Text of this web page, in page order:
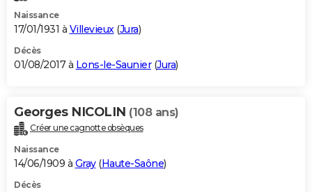
Naissance
17/01/1931 à Villevieux(Jura)
Décès
01/08/2017 à Lons-le-Saunier(Jura)
Georges NICOLIN (108 ans)
Créer une cagnotte obsèques
Naissance
14/06/1909 à Gray(Haute-Saône)
Décès